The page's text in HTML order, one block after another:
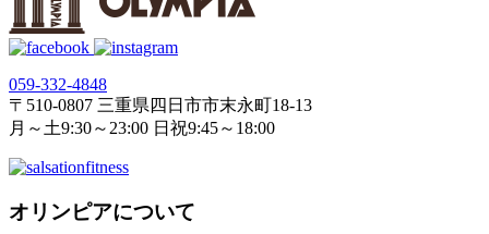
059‐332‐4848
〒510-0807 三重県四日市市末永町18‐13
月～土9:30～23:00 日祝9:45～18:00
オリンピアについて